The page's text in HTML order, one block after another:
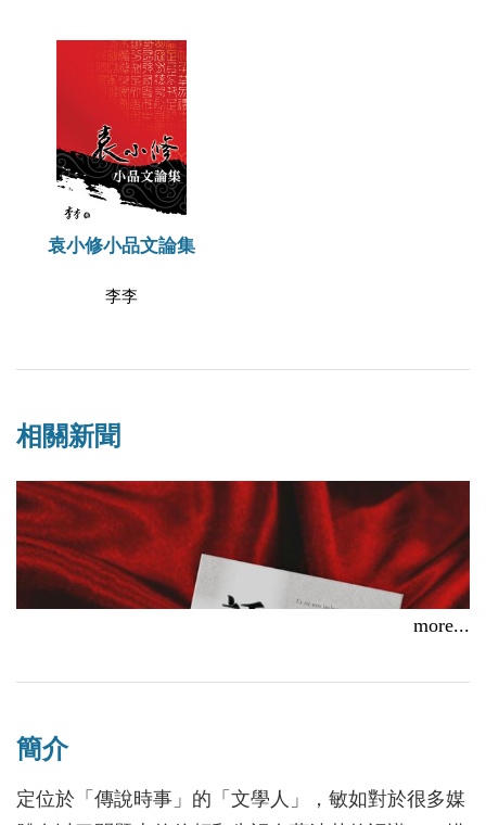
袁小修小品文論集
李李
相關新聞
more...
簡介
定位於「傳說時事」的「文學人」，敏如對於很多媒